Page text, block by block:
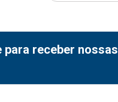
para receber nossas